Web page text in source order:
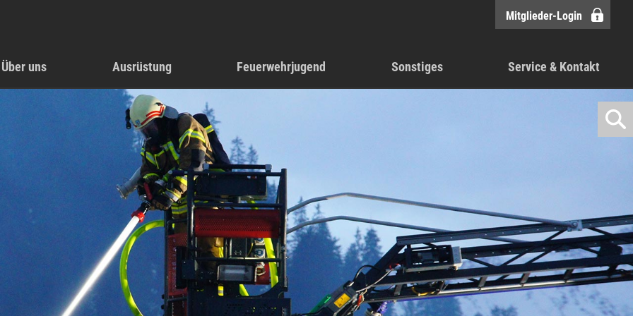
Über uns Ausrüstung Feuerwehrjugend Sonstiges Service & Kontakt
Mitglieder-Login